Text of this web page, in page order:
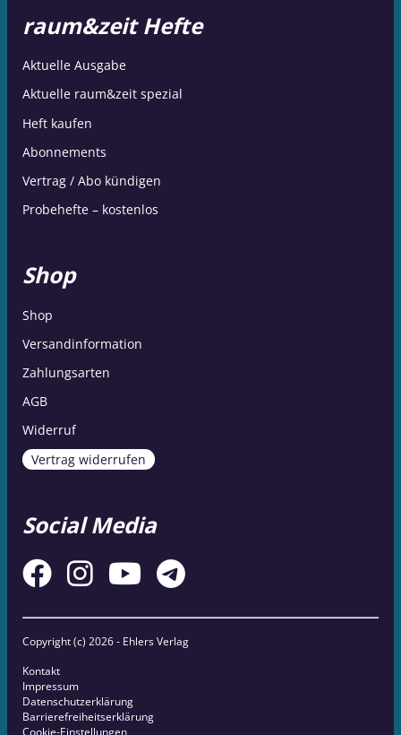
raum&zeit Hefte
Aktuelle Ausgabe
Aktuelle raum&zeit spezial
Heft kaufen
Abonnements
Vertrag / Abo kündigen
Probehefte – kostenlos
Shop
Shop
Versandinformation
Zahlungsarten
AGB
Widerruf
Vertrag widerrufen
Social Media
Copyright (c) 2026 - Ehlers Verlag
Kontakt
Impressum
Datenschutzerklärung
Barrierefreiheitserklärung
Cookie-Einstellungen